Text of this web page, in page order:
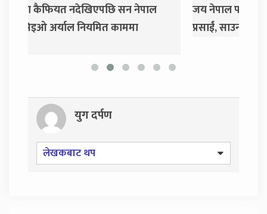
जय नेपाल पार्टी खोल्दै धवल शम्शेर र दुर्गा
प्रसाईं, साउन २८ गते निर्वाचन आयोग जाने
युग दर्पण
लेखकबाट थप